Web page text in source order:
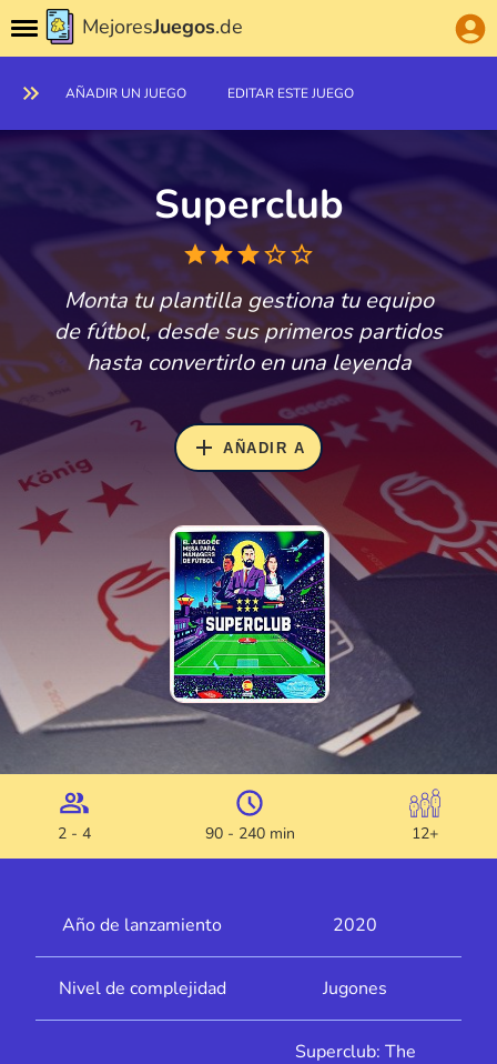
MejoresJuegos.de
AÑADIR UN JUEGO EDITAR ESTE JUEGO
Superclub
Monta tu plantilla gestiona tu equipo
de fútbol, desde sus primeros partidos
hasta convertirlo en una leyenda
2 - 4 90 - 240 min 12+
Año de lanzamiento 2020
Nivel de complejidad Jugones
Superclub: The